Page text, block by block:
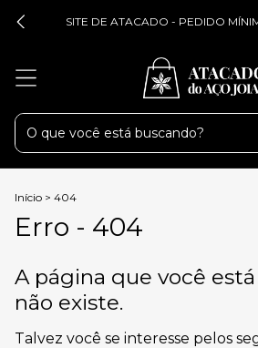
SITE DE ATACADO - PEDIDO
Início > 404
Erro - 404
A página que você
não existe.
Talvez você se interesse pelos